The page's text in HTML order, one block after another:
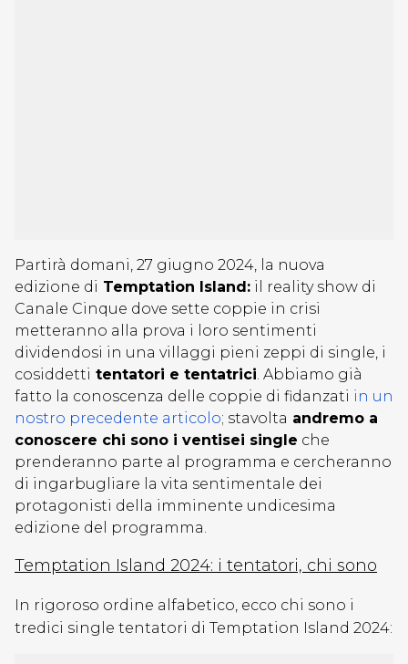
Partirà domani, 27 giugno 2024, la nuova
edizione di Temptation Island: il reality show di
Canale Cinque dove sette coppie in crisi
metteranno alla prova i loro sentimenti
dividendosi in una villaggi pieni zeppi di single, i
cosiddetti tentatori e tentatrici. Abbiamo già
fatto la conoscenza delle coppie di fidanzati in un
nostro precedente articolo; stavolta andremo a
conoscere chi sono i ventisei single che
prenderanno parte al programma e cercheranno
di ingarbugliare la vita sentimentale dei
protagonisti della imminente undicesima
edizione del programma.
Temptation Island 2024: i tentatori, chi sono
In rigoroso ordine alfabetico, ecco chi sono i
tredici single tentatori di Temptation Island 2024: